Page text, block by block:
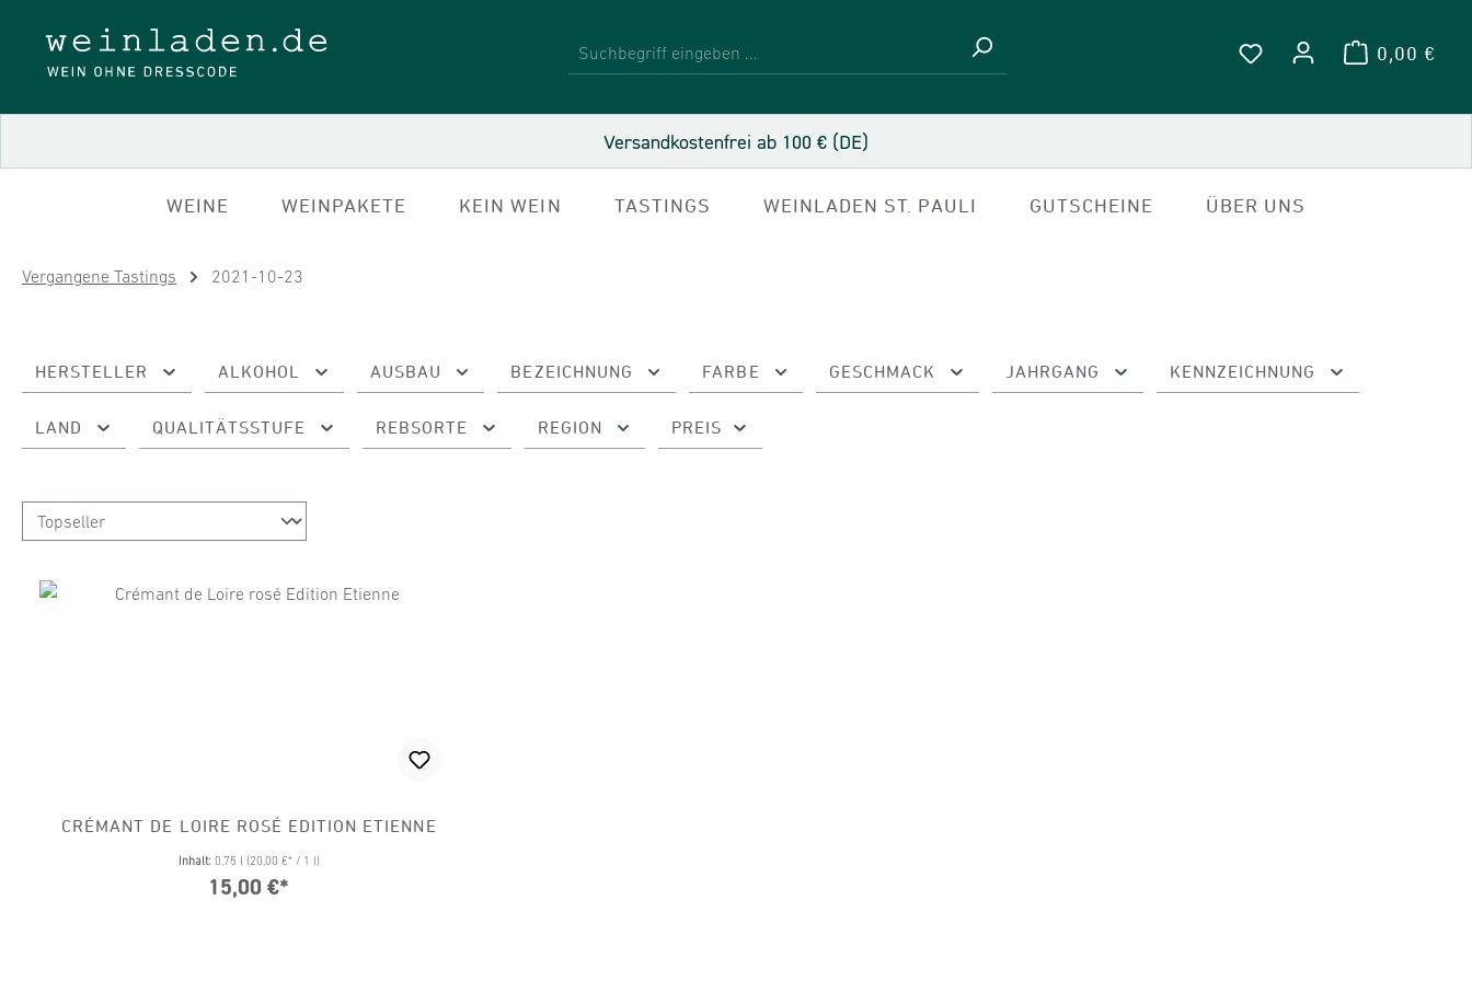
Hauptinhalt springen
Zur Suche springen
Zur Hauptnavigation springen
DU HAST 0 PRODUKTE
0,00 €
Versandkostenfrei ab 100 € (DE)
WEINE WEINPAKETE KEIN WEIN TASTINGS WEINLADEN ST. PAULI GUTSCHEINE ÜBER UNS
Vergangene Tastings 2021-10-23
HERSTELLER ALKOHOL AUSBAU BEZEICHNUNG FARBE GESCHMACK JAHRGANG KENNZEICHNUNG
LAND QUALITÄTSSTUFE REBSORTE REGION PREIS
CRÉMANT DE LOIRE ROSÉ EDITION ETIENNE
Inhalt: 0.75 l (20,00 €* / 1 l)
15,00 €*